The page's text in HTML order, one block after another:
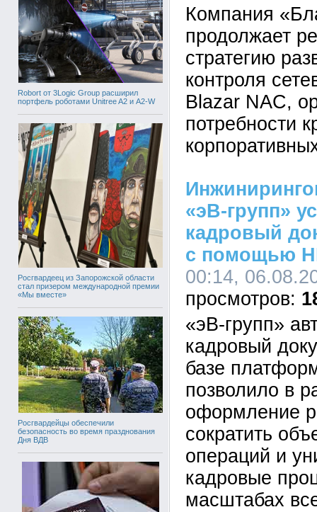
Robort от 3Logic Group расширил
портфель роботами Unitree A2 и A2-W
Росгвардеец из Запорожской области
стал призером международной премии
«Мы вместе»
Росгвардейцы обеспечили
безопасность во время празднования
Дня ВДВ
Компания
продолжает
стратегию
контроля
Blazar NAC,
потребности
«эВ-групп»
кадровый
с помощью
00:14,
«эВ-групп»
кадровый
базе
позволило в
оформление
сократить
операций и
кадровые
масштабах